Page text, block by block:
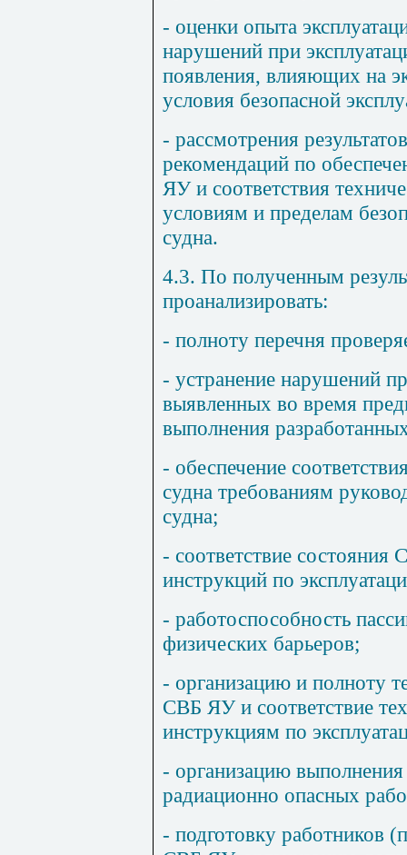
- оценки опыта
нарушений при
появления, влияющих на
условия безопасной
- рассмотрения
рекомендаций по
ЯУ и соответствия
условиям и пределам
судна.
4.3. По полученным
проанализировать:
- полноту перечня
- устранение нарушений
выявленных во время
выполнения
- обеспечение
судна требованиям
судна;
- соответствие
инструкций по
- работоспособность
физических барьеров;
- организацию и полноту
СВБ ЯУ и соответствие
инструкциям по
- организацию
радиационно опасных
- подготовку работников